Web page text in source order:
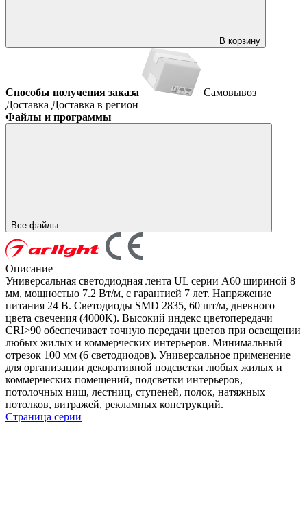
В корзину
Способы получения заказа
Самовывоз
Доставка Доставка в регион
Файлы и программы
Все файлы
Описание
Универсальная светодиодная лента UL серии A60 шириной 8
мм, мощностью 7.2 Вт/м, с гарантией 7 лет. Напряжение
питания 24 В. Светодиоды SMD 2835, 60 шт/м, дневного
цвета свечения (4000K). Высокий индекс цветопередачи
CRI>90 обеспечивает точную передачи цветов при освещении
любых жилых и коммерческих интерьеров. Минимальный
отрезок 100 мм (6 светодиодов). Универсальное применение
для организации декоративной подсветки любых жилых и
коммерческих помещений, подсветки интерьеров,
потолочных ниш, лестниц, ступеней, полок, натяжных
потолков, витражей, рекламных конструкций.
Страница серии